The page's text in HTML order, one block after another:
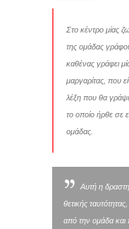
Στο κέντρο μίας
της ομάδας
καθένας γράφει
μαργαρίτας, που
λέξη που θα
το οποίο ήρθε σε
ομάδας.
Αυτή η
θετικής
από την ομάδα και